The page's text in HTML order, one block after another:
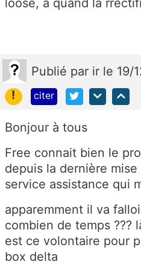
Publié par ir le 19/
!
citer
Bonjour à tous
Free connait bien le
depuis la dernière
service assistance qui
apparemment il va
combien de temps ???
est ce volontaire pour
box delta